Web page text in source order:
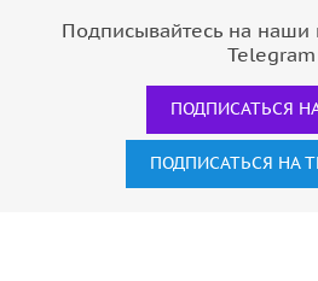
Подписывайтесь на
Telegram
ПОДПИСАТЬСЯ
ПОДПИСАТЬСЯ НА